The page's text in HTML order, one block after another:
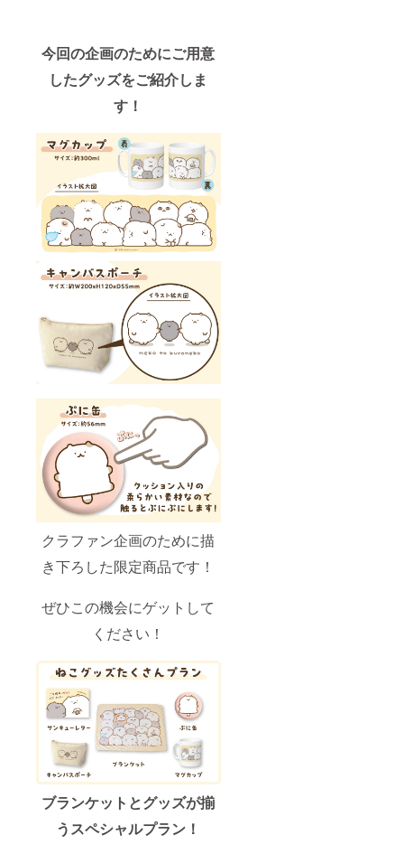
今回の企画のためにご用意
したグッズをご紹介しま
す！
クラファン企画のために描
き下ろした限定商品です！
ぜひこの機会にゲットして
ください！
ブランケットとグッズが揃
うスペシャルプラン！